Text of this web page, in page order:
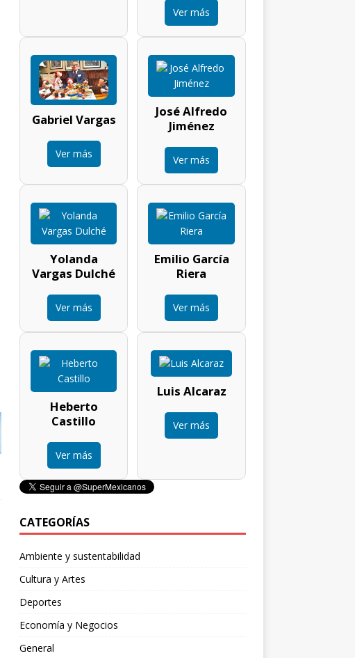
Ver más
Gabriel Vargas
Ver más
José Alfredo
Jiménez
Ver más
Yolanda
Vargas Dulché
Ver más
Emilio García
Riera
Ver más
Heberto
Castillo
Ver más
Luis Alcaraz
Ver más
CATEGORÍAS
Ambiente y sustentabilidad
Cultura y Artes
Deportes
Economía y Negocios
General